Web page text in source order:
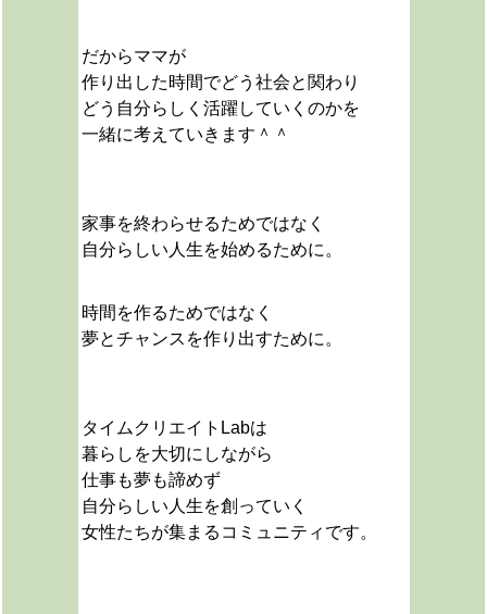
だからママが
作り出した時間でどう社会と関わり
どう自分らしく活躍していくのかを
一緒に考えていきます＾＾
家事を終わらせるためではなく
自分らしい人生を始めるために。
時間を作るためではなく
夢とチャンスを作り出すために。
タイムクリエイトLabは
暮らしを大切にしながら
仕事も夢も諦めず
自分らしい人生を創っていく
女性たちが集まるコミュニティです。